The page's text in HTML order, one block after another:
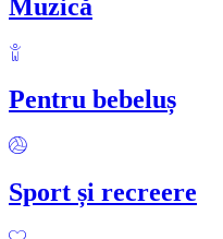
Muzică
Pentru bebeluș
Sport și recreere